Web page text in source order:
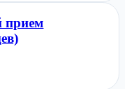
прием